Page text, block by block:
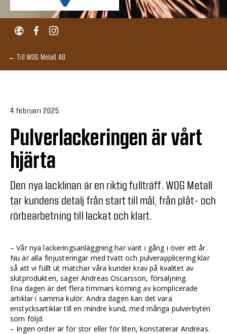
← Till WOG Metall AB
4 februari 2025
Pulverlackeringen är vårt
hjärta
Den nya lacklinan är en riktig fullträff. WOG Metall
tar kundens detalj från start till mål, från plåt- och
rörbearbetning till lackat och klart.
– Vår nya lackeringsanläggning har varit i gång i över ett år.
Nu är alla finjusteringar med tvätt och pulverapplicering klar
så att vi fullt ut matchar våra kunder krav på kvalitet av
slutprodukten, säger Andreas Oscarsson, försäljning.
Ena dagen är det flera timmars körning av komplicerade
artiklar i samma kulör. Andra dagen kan det vara
enstycksartiklar till en mindre kund, med många pulverbyten
som följd.
– Ingen order är för stor eller för liten, konstaterar Andreas.